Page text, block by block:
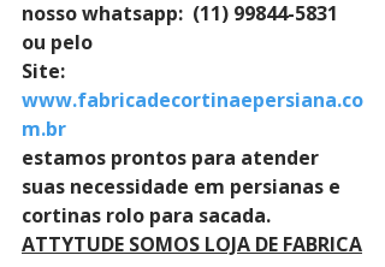
nosso whatsapp:  (11) 99844-5831
ou pelo
Site:
www.fabricadecortinaepersiana.co
m.br
estamos prontos para atender
suas necessidade em persianas e
cortinas rolo para sacada.
ATTYTUDE SOMOS LOJA DE FABRICA